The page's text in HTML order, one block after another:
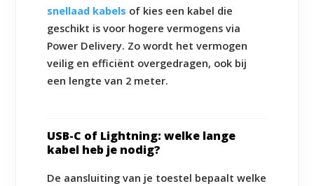
snellaad kabels of kies een kabel die
geschikt is voor hogere vermogens via
Power Delivery. Zo wordt het vermogen
veilig en efficiënt overgedragen, ook bij
een lengte van 2 meter.
USB-C of Lightning: welke lange
kabel heb je nodig?
De aansluiting van je toestel bepaalt welke